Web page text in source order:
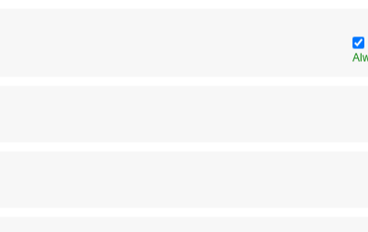
Tu sei nelle mie preghiere.
SS.mo durante l’Adorazione. E lo sei
di ribellione o di rifiuto, quando ti chiudi.
lontano da te. Conosce bene la tua
tue paure. Sa bene cosa significa
Sa bene cosa significa essere lasciato solo.
più volte nel Getsemani. Forse anche tu.
Speranza e dell’Amore. Ecco. Io desidero farti
per me, per noi, come io, e la comunità prega